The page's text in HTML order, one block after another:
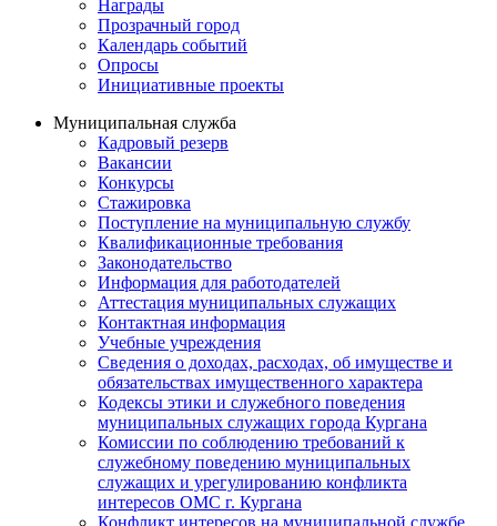
Награды
Прозрачный город
Календарь событий
Опросы
Инициативные проекты
Муниципальная служба
Кадровый резерв
Вакансии
Конкурсы
Стажировка
Поступление на муниципальную службу
Квалификационные требования
Законодательство
Информация для работодателей
Аттестация муниципальных служащих
Контактная информация
Учебные учреждения
Сведения о доходах, расходах, об имуществе и
обязательствах имущественного характера
Кодексы этики и служебного поведения
муниципальных служащих города Кургана
Комиссии по соблюдению требований к
служебному поведению муниципальных
служащих и урегулированию конфликта
интересов ОМС г. Кургана